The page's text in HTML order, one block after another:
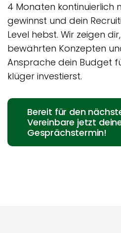
4 Monaten kontinuierlich
gewinnst und dein
Level hebst. Wir zeigen
bewährten Konzepten
Ansprache dein Budget
klüger investierst.
Bereit für den
Vereinbare jetzt
Gesprächstermin!